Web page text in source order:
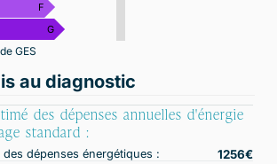
F
G
GES
au diagnostic
des dépenses annuelles d'énergie
standard :
dépenses énergétiques : 1256